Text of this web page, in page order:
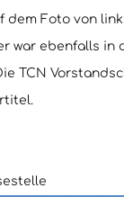
dem Foto von
war ebenfalls in
TCN